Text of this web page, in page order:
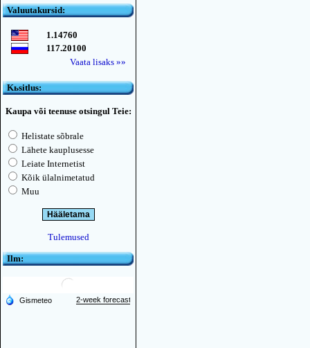
Valuutakursid:
1.14760
117.20100
Vaata lisaks »»
Kьsitlus:
Kaupa või teenuse otsingul Teie:
Helistate sõbrale
Lähete kauplusesse
Leiate Internetist
Kõik ülalnimetatud
Muu
Tulemused
Ilm: